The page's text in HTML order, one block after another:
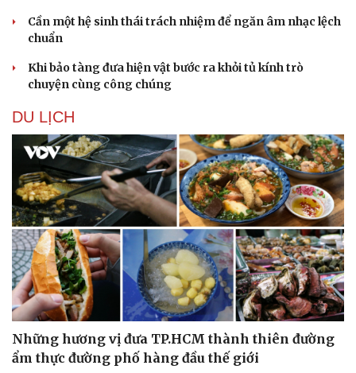
Cần một hệ sinh thái trách nhiệm để ngăn âm nhạc lệch
chuẩn
Khi bảo tàng đưa hiện vật bước ra khỏi tủ kính trò
chuyện cùng công chúng
DU LỊCH
Những hương vị đưa TP.HCM thành thiên đường
ẩm thực đường phố hàng đầu thế giới